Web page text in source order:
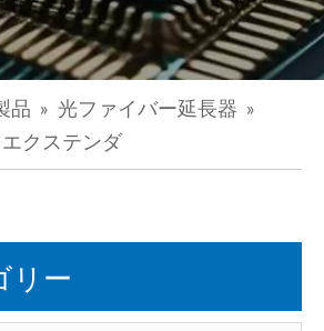
品 » 光ファイバー延長器 »
クステンダ
リー